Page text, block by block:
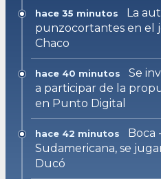
hace 35 minutos
La
punzocortantes en el
Chaco
hace 40 minutos
Se
a participar de la
en Punto Digital
hace 42 minutos
Boca
Sudamericana, se
Ducó